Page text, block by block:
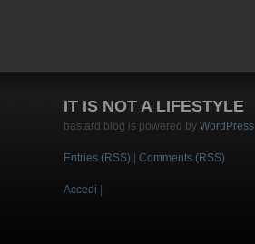
IT IS NOT A LIFESTYLE
bastard blog is powered by WordPress
Entries (RSS) Comments (RSS)
Accedi